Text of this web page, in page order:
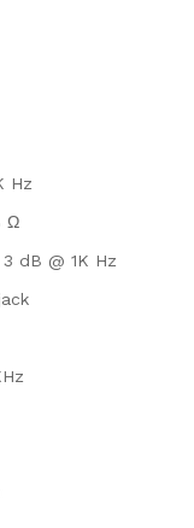
Hz
Ω
dB @ 1K Hz